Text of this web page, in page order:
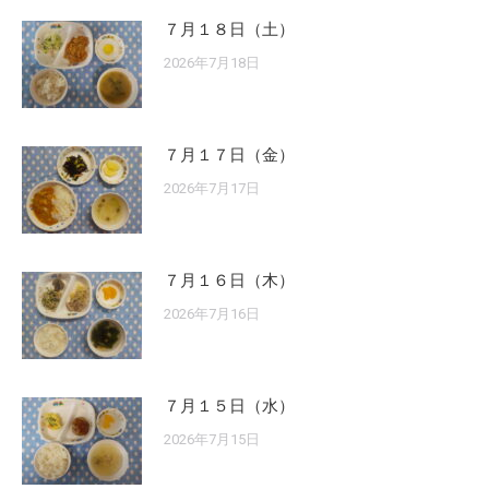
７月１８日（土）
2026年7月18日
７月１７日（金）
2026年7月17日
７月１６日（木）
2026年7月16日
７月１５日（水）
2026年7月15日